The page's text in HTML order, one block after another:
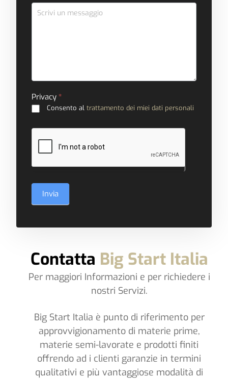
Privacy*
Consento altrattamento dei miei dati personali
Invia
Contatta Big Start Italia
Per maggiori Informazioni e per richiedere i
nostri Servizi.
Big Start Italia è punto di riferimento per
approvvigionamento di materie prime,
materie semi-lavorate e prodotti finiti
offrendo ad i clienti garanzie in termini
qualitativi e più vantaggiose modalità di